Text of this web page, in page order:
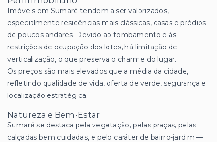
Imóveis em Sumaré tendem a ser valorizados,
especialmente residências mais clássicas, casas e prédios
de poucos andares. Devido ao tombamento e às
restrições de ocupação dos lotes, há limitação de
verticalização, o que preserva o charme do lugar.
Os preços são mais elevados que a média da cidade,
refletindo qualidade de vida, oferta de verde, segurança e
localização estratégica.
Natureza e Bem-Estar
Sumaré se destaca pela vegetação, pelas praças, pelas
calçadas bem cuidadas, e pelo caráter de bairro-jardim —